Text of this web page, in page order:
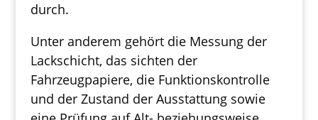
durch.
Unter anderem gehört die Messung der
Lackschicht, das sichten der
Fahrzeugpapiere, die Funktionskontrolle
und der Zustand der Ausstattung sowie